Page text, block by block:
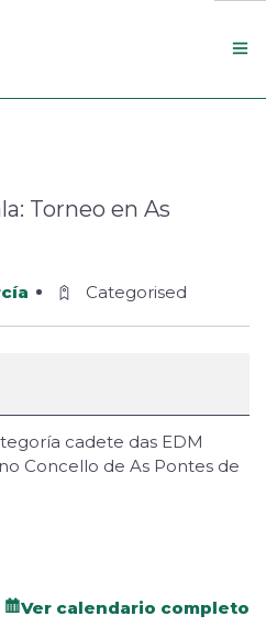
Torneo en As
Categorised
cadete das EDM
Concello de As Pontes de
Ver calendario completo